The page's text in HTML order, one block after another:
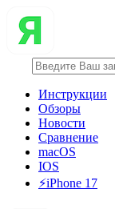
Инструкции
Обзоры
Новости
Сравнение
macOS
IOS
⚡️iPhone 17